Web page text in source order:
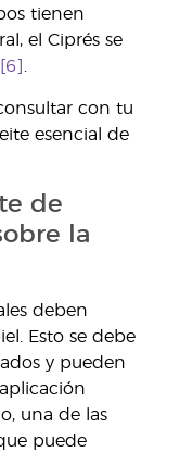
tienen
el Ciprés se
[6] .
con tu
esencial de
de
la
deben
Esto se debe
y pueden
una de las
puede